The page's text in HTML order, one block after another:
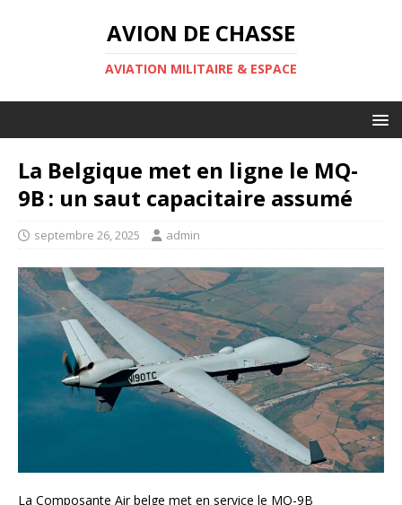
AVION DE CHASSE
AVIATION MILITAIRE & ESPACE
La Belgique met en ligne le MQ-
9B : un saut capacitaire assumé
septembre 26, 2025 admin
La Composante Air belge met en service le MQ-9B